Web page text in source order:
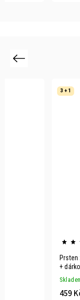
Previous
3 + 1
+
459